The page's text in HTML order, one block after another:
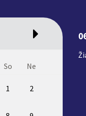
So Ne
1 2